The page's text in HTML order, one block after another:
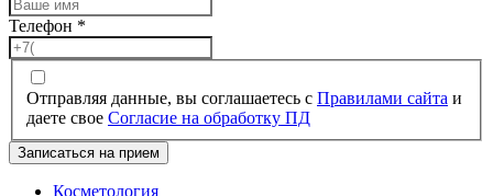
Телефон *
Отправляя данные, вы соглашаетесь с Правилами сайта и
даете свое Согласие на обработку ПД
Записаться на прием
Косметология